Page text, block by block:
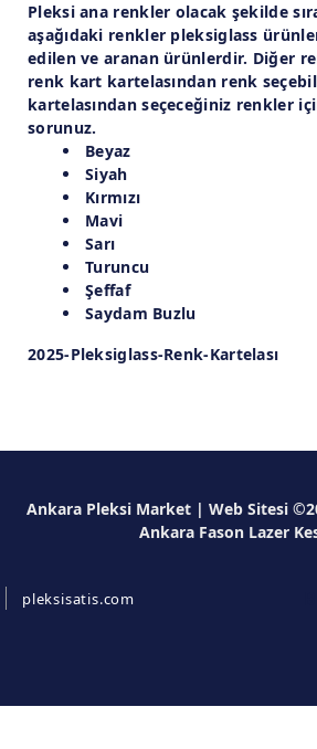
Pleksi ana renkler olacak şekilde
aşağıdaki renkler pleksiglass
edilen ve aranan ürünlerdir. Diğer
renk kart kartelasından renk
kartelasından seçeceğiniz renkler
sorunuz.
Beyaz
Siyah
Kırmızı
Mavi
Sarı
Turuncu
Şeffaf
Saydam Buzlu
2025-Pleksiglass-Renk-Kartelası
Ankara Pleksi Market | Web Sitesi
Ankara Fason Lazer
pleksisatis.com